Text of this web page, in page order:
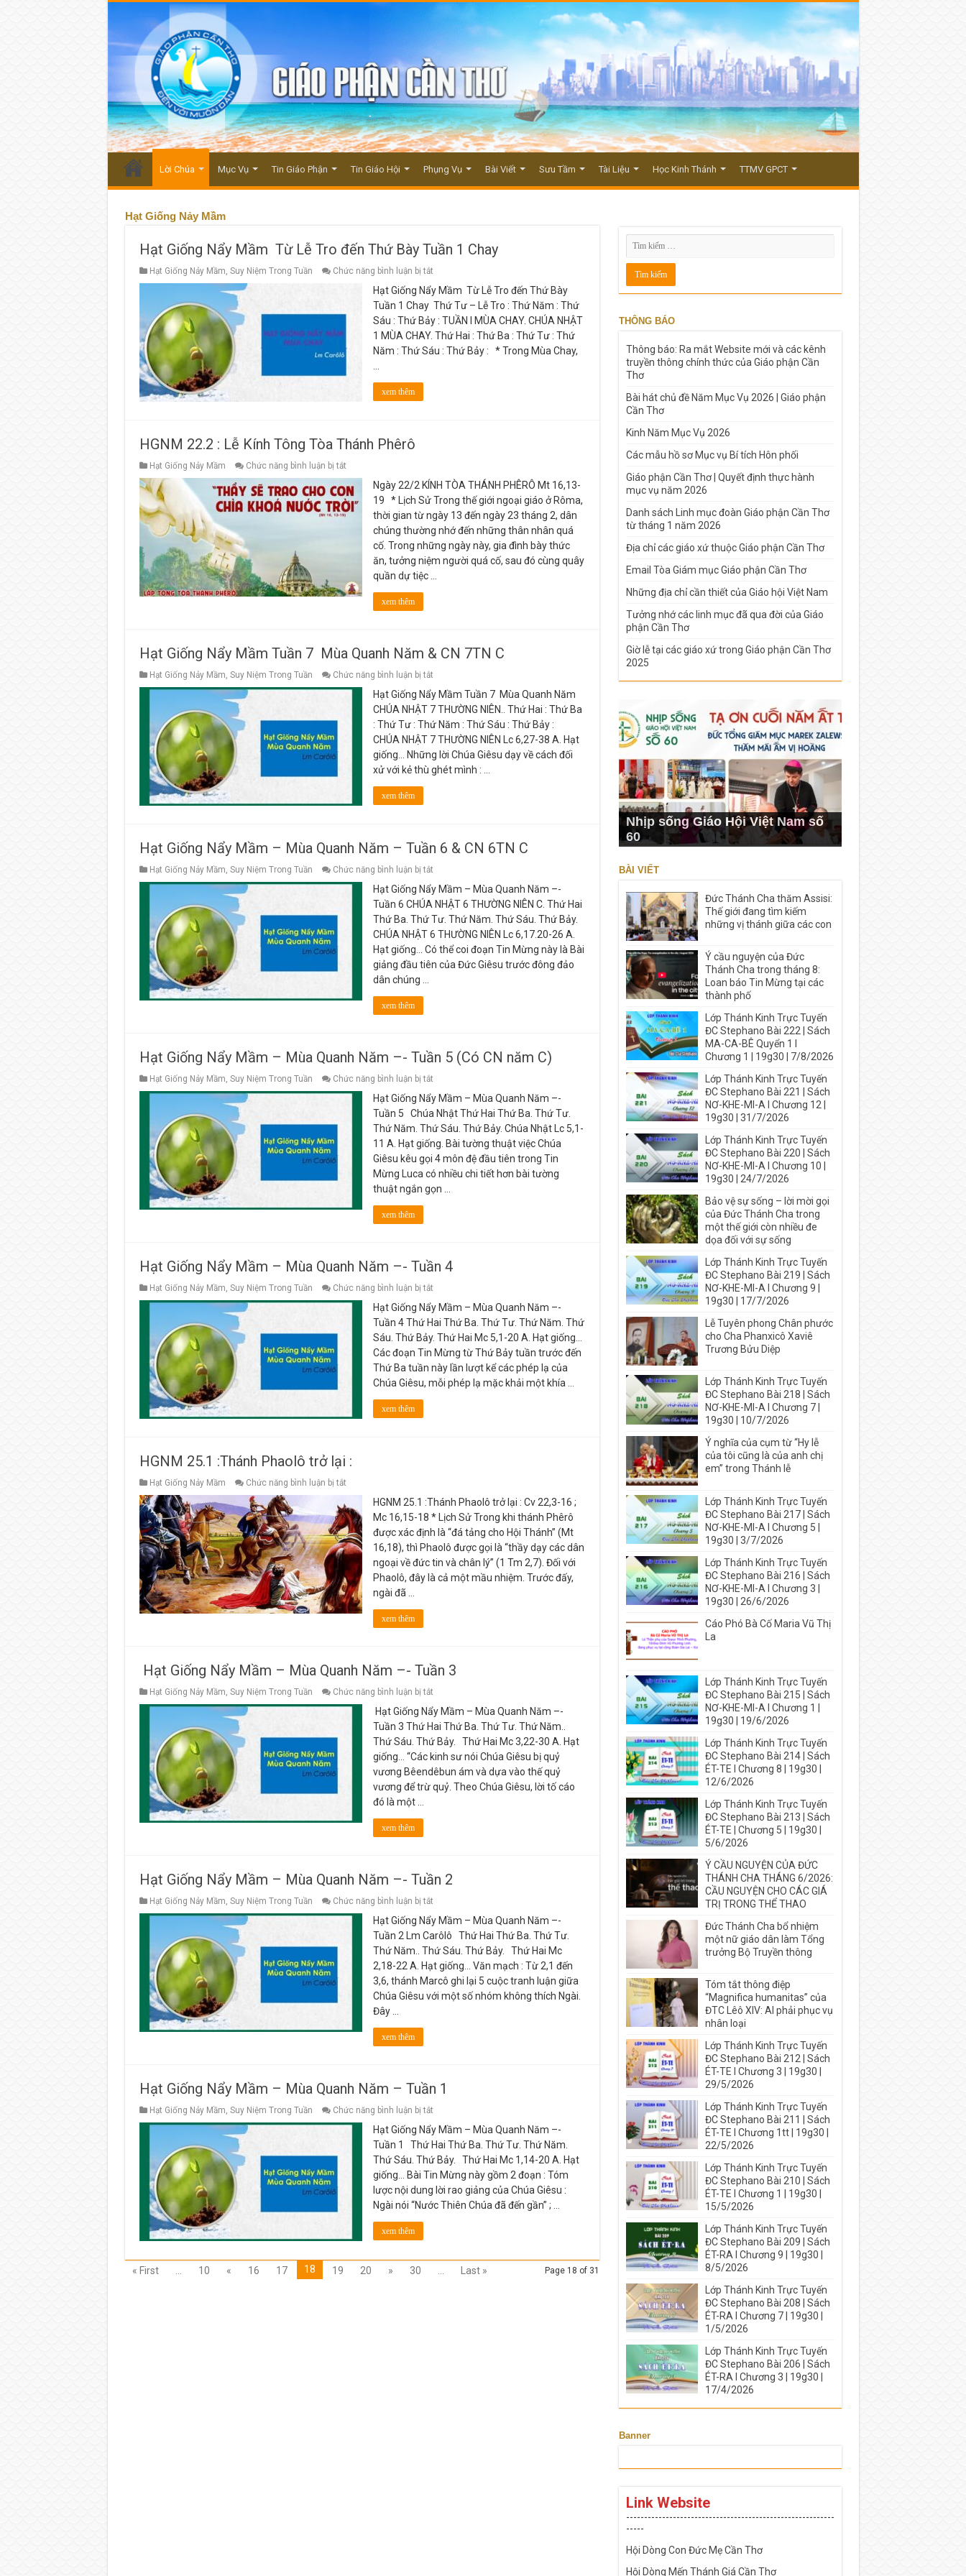
Lời Chúa Mục Vụ Tin Giáo Phận Tin Giáo Hội Phụng Vụ Bài Viết Sưu Tầm Tài Liệu Học Kinh Thánh TTMV GPCT
Hạt Giống Nảy Mầm
Hạt Giống Nẩy Mầm Từ Lễ Tro đến Thứ Bày Tuần 1 Chay
Hạt Giống Nảy Mầm, Suy Niệm Trong Tuần Chức năng bình luận bị tắtở
Giống
Nẩy
Mầm
Từ
Lễ
Tro
đến
Hạt Giống Nẩy Mầm Từ Lễ Tro đến Thứ Bày
Tuần 1 Chay Thứ Tư – Lễ Tro : Thứ Năm : Thứ
Sáu : Thứ Bảy : TUẦN I MÙA CHAY. CHÚA NHẬT
1 MÙA CHAY. Thứ Hai : Thứ Ba : Thứ Tư : Thứ
Năm : Thứ Sáu : Thứ Bảy : * Trong Mùa Chay,
xem thêm
HGNM 22.2 : Lễ Kính Tông Tòa Thánh Phêrô
Hạt Giống Nảy Mầm Chức năng bình luận bị tắtở
22.2
:
Lễ
Kính
Ngày 22/2 KÍNH TÒA THÁNH PHÊRÔ Mt 16,13-
19 * Lịch Sử Trong thế giới ngoại giáo ở Rôma,
thời gian từ ngày 13 đến ngày 23 tháng 2, dân
chúng thường nhớ đến những thân nhân quá
cố. Trong những ngày này, gia đình bày thức
ăn, tưởng niệm người quá cố, sau đó cùng quây
quần dự tiệc …
xem thêm
Hạt Giống Nẩy Mầm Tuần 7 Mùa Quanh Năm & CN 7TN C
Hạt Giống Nảy Mầm, Suy Niệm Trong Tuần Chức năng bình luận bị tắtở
Giống
Nẩy
Mầm
Tuần
7
Mùa
Quanh
Năm
&
Hạt Giống Nẩy Mầm Tuần 7 Mùa Quanh Năm
CHÚA NHẬT 7 THƯỜNG NIÊN.. Thứ Hai : Thứ Ba
: Thứ Tư : Thứ Năm : Thứ Sáu : Thứ Bảy :
CHÚA NHẬT 7 THƯỜNG NIÊN Lc 6,27-38 A. Hạt
giống… Những lời Chúa Giêsu dạy về cách đối
xử với kẻ thù ghét mình : …
xem thêm
Hạt Giống Nẩy Mầm – Mùa Quanh Năm – Tuần 6 & CN 6TN C
Hạt Giống Nảy Mầm, Suy Niệm Trong Tuần Chức năng bình luận bị tắtở
Giống
Nẩy
Mầm
Mùa
Quanh
Năm
Tuần
Hạt Giống Nẩy Mầm – Mùa Quanh Năm –-
Tuần 6 CHÚA NHẬT 6 THƯỜNG NIÊN C. Thứ Hai
Thứ Ba. Thứ Tư. Thứ Năm. Thứ Sáu. Thứ Bảy.
CHÚA NHẬT 6 THƯỜNG NIÊN Lc 6,17.20-26 A.
Hạt giống… Có thể coi đoạn Tin Mừng này là Bài
giảng đầu tiên của Đức Giêsu trước đông đảo
dân chúng …
xem thêm
Hạt Giống Nẩy Mầm – Mùa Quanh Năm –- Tuần 5 (Có CN năm C)
Hạt Giống Nảy Mầm, Suy Niệm Trong Tuần Chức năng bình luận bị tắtở
Giống
Nẩy
Mầm
–
Mùa
Quanh
Năm
–-
Tuần
5
Hạt Giống Nẩy Mầm – Mùa Quanh Năm –-
Tuần 5 Chúa Nhật Thứ Hai Thứ Ba. Thứ Tư.
Thứ Năm. Thứ Sáu. Thứ Bảy. Chúa Nhật Lc 5,1-
11 A. Hạt giống. Bài tường thuật việc Chúa
Giêsu kêu gọi 4 môn đệ đầu tiên trong Tin
Mừng Luca có nhiều chi tiết hơn bài tường
thuật ngắn gọn …
xem thêm
Hạt Giống Nẩy Mầm – Mùa Quanh Năm –- Tuần 4
Hạt Giống Nảy Mầm, Suy Niệm Trong Tuần Chức năng bình luận bị tắtở
Giống
Nẩy
Mầm
–
Mùa
Quanh
Năm
–-
Tuần
Hạt Giống Nẩy Mầm – Mùa Quanh Năm –-
Tuần 4 Thứ Hai Thứ Ba. Thứ Tư. Thứ Năm. Thứ
Sáu. Thứ Bảy. Thứ Hai Mc 5,1-20 A. Hạt giống…
Các đoạn Tin Mừng từ Thứ Bảy tuần trước đến
Thứ Ba tuần này lần lượt kể các phép lạ của
Chúa Giêsu, mỗi phép lạ mặc khải một khía …
xem thêm
HGNM 25.1 :Thánh Phaolô trở lại :
Hạt Giống Nảy Mầm Chức năng bình luận bị tắtở
25.1
:Thánh
Phaolô
trở
lại :
HGNM 25.1 :Thánh Phaolô trở lại : Cv 22,3-16 ;
Mc 16,15-18 * Lịch Sử Trong khi thánh Phêrô
được xác định là “đá tảng cho Hội Thánh” (Mt
16,18), thì Phaolô được gọi là “thầy dạy các dân
ngoại về đức tin và chân lý” (1 Tm 2,7). Đối với
Phaolô, đây là cả một mầu nhiệm. Trước đấy,
ngài đã …
xem thêm
Hạt Giống Nẩy Mầm – Mùa Quanh Năm –- Tuần 3
Hạt Giống Nảy Mầm, Suy Niệm Trong Tuần Chức năng bình luận bị tắtở
Giống
Nẩy
Mầm
–
Mùa
Quanh
Năm
Tuần
Hạt Giống Nẩy Mầm – Mùa Quanh Năm –-
Tuần 3 Thứ Hai Thứ Ba. Thứ Tư. Thứ Năm..
Thứ Sáu. Thứ Bảy. Thứ Hai Mc 3,22-30 A. Hạt
giống… “Các kinh sư nói Chúa Giêsu bị quỷ
vương Bêendêbun ám và dựa vào thế quỷ
vương để trừ quỷ. Theo Chúa Giêsu, lời tố cáo
đó là một …
xem thêm
Hạt Giống Nẩy Mầm – Mùa Quanh Năm –- Tuần 2
Hạt Giống Nảy Mầm, Suy Niệm Trong Tuần Chức năng bình luận bị tắtở
Giống
Nẩy
Mầm
–
Mùa
Quanh
Năm
–-
Tuần
Hạt Giống Nẩy Mầm – Mùa Quanh Năm –-
Tuần 2 Lm Carôlô Thứ Hai Thứ Ba. Thứ Tư.
Thứ Năm.. Thứ Sáu. Thứ Bảy. Thứ Hai Mc
2,18-22 A. Hạt giống… Văn mạch : Từ 2,1 đến
3,6, thánh Marcô ghi lại 5 cuộc tranh luận giữa
Chúa Giêsu với một số nhóm không thích Ngài.
Đây …
xem thêm
Hạt Giống Nẩy Mầm – Mùa Quanh Năm – Tuần 1
Hạt Giống Nảy Mầm, Suy Niệm Trong Tuần Chức năng bình luận bị tắtở
Giống
Nẩy
Mầm
–
Mùa
Quanh
Năm
–
Tuần
Hạt Giống Nẩy Mầm – Mùa Quanh Năm –-
Tuần 1 Thứ Hai Thứ Ba. Thứ Tư. Thứ Năm.
Thứ Sáu. Thứ Bảy. Thứ Hai Mc 1,14-20 A. Hạt
giống… Bài Tin Mừng này gồm 2 đoạn : Tóm
lược nội dung lời rao giảng của Chúa Giêsu :
Ngài nói “Nước Thiên Chúa đã đến gần” ; …
xem thêm
Page 18 of 31
« First 10 « 16 17 18 19 20 » 30 Last »
THÔNG BÁO
Thông báo: Ra mắt Website mới và các kênh
truyền thông chính thức của Giáo phận Cần
Thơ
Bài hát chủ đề Năm Mục Vụ 2026 | Giáo phận
Cần Thơ
Kinh Năm Mục Vụ 2026
Các mẫu hồ sơ Mục vụ Bí tích Hôn phối
Giáo phận Cần Thơ | Quyết định thực hành
mục vụ năm 2026
Danh sách Linh mục đoàn Giáo phận Cần Thơ
từ tháng 1 năm 2026
Địa chỉ các giáo xứ thuộc Giáo phận Cần Thơ
Email Tòa Giám mục Giáo phận Cần Thơ
Những địa chỉ cần thiết của Giáo hội Việt Nam
Tưởng nhớ các linh mục đã qua đời của Giáo
phận Cần Thơ
Giờ lễ tại các giáo xứ trong Giáo phận Cần Thơ
2025
Nhịp sống Giáo Hội Việt Nam số
60
BÀI VIẾT
Đức Thánh Cha thăm Assisi:
Thế giới đang tìm kiếm
những vị thánh giữa các con
Ý cầu nguyện của Đức
Thánh Cha trong tháng 8:
Loan báo Tin Mừng tại các
thành phố
Lớp Thánh Kinh Trực Tuyến
ĐC Stephano Bài 222 | Sách
MA-CA-BÊ Quyển 1 I
Chương 1 | 19g30 | 7/8/2026
Lớp Thánh Kinh Trực Tuyến
ĐC Stephano Bài 221 | Sách
NƠ-KHE-MI-A I Chương 12 |
19g30 | 31/7/2026
Lớp Thánh Kinh Trực Tuyến
ĐC Stephano Bài 220 | Sách
NƠ-KHE-MI-A I Chương 10 |
19g30 | 24/7/2026
Bảo vệ sự sống – lời mời gọi
của Đức Thánh Cha trong
một thế giới còn nhiều đe
dọa đối với sự sống
Lớp Thánh Kinh Trực Tuyến
ĐC Stephano Bài 219 | Sách
NƠ-KHE-MI-A I Chương 9 |
19g30 | 17/7/2026
Lễ Tuyên phong Chân phước
cho Cha Phanxicô Xaviê
Trương Bửu Diệp
Lớp Thánh Kinh Trực Tuyến
ĐC Stephano Bài 218 | Sách
NƠ-KHE-MI-A I Chương 7 |
19g30 | 10/7/2026
Ý nghĩa của cụm từ “Hy lễ
của tôi cũng là của anh chị
em” trong Thánh lễ
Lớp Thánh Kinh Trực Tuyến
ĐC Stephano Bài 217 | Sách
NƠ-KHE-MI-A I Chương 5 |
19g30 | 3/7/2026
Lớp Thánh Kinh Trực Tuyến
ĐC Stephano Bài 216 | Sách
NƠ-KHE-MI-A I Chương 3 |
19g30 | 26/6/2026
Cáo Phó Bà Cố Maria Vũ Thị
La
Lớp Thánh Kinh Trực Tuyến
ĐC Stephano Bài 215 | Sách
NƠ-KHE-MI-A I Chương 1 |
19g30 | 19/6/2026
Lớp Thánh Kinh Trực Tuyến
ĐC Stephano Bài 214 | Sách
ÉT-TE I Chương 8 | 19g30 |
12/6/2026
Lớp Thánh Kinh Trực Tuyến
ĐC Stephano Bài 213 | Sách
ÉT-TE | Chương 5 | 19g30 |
5/6/2026
Ý CẦU NGUYỆN CỦA ĐỨC
THÁNH CHA THÁNG 6/2026:
CẦU NGUYỆN CHO CÁC GIÁ
TRỊ TRONG THỂ THAO
Đức Thánh Cha bổ nhiệm
một nữ giáo dân làm Tổng
trưởng Bộ Truyền thông
Tóm tắt thông điệp
“Magnifica humanitas” của
ĐTC Lêô XIV: AI phải phục vụ
nhân loại
Lớp Thánh Kinh Trực Tuyến
ĐC Stephano Bài 212 | Sách
ÉT-TE I Chương 3 | 19g30 |
29/5/2026
Lớp Thánh Kinh Trực Tuyến
ĐC Stephano Bài 211 | Sách
ÉT-TE I Chương 1tt | 19g30 |
22/5/2026
Lớp Thánh Kinh Trực Tuyến
ĐC Stephano Bài 210 | Sách
ÉT-TE I Chương 1 | 19g30 |
15/5/2026
Lớp Thánh Kinh Trực Tuyến
ĐC Stephano Bài 209 | Sách
ÉT-RA I Chương 9 | 19g30 |
8/5/2026
Lớp Thánh Kinh Trực Tuyến
ĐC Stephano Bài 208 | Sách
ÉT-RA I Chương 7 | 19g30 |
1/5/2026
Lớp Thánh Kinh Trực Tuyến
ĐC Stephano Bài 206 | Sách
ÉT-RA I Chương 3 | 19g30 |
17/4/2026
Banner
Link Website
----------------------------------------------------------
-----
Hội Dòng Con Đức Mẹ Cần Thơ
Hội Dòng Mến Thánh Giá Cần Thơ